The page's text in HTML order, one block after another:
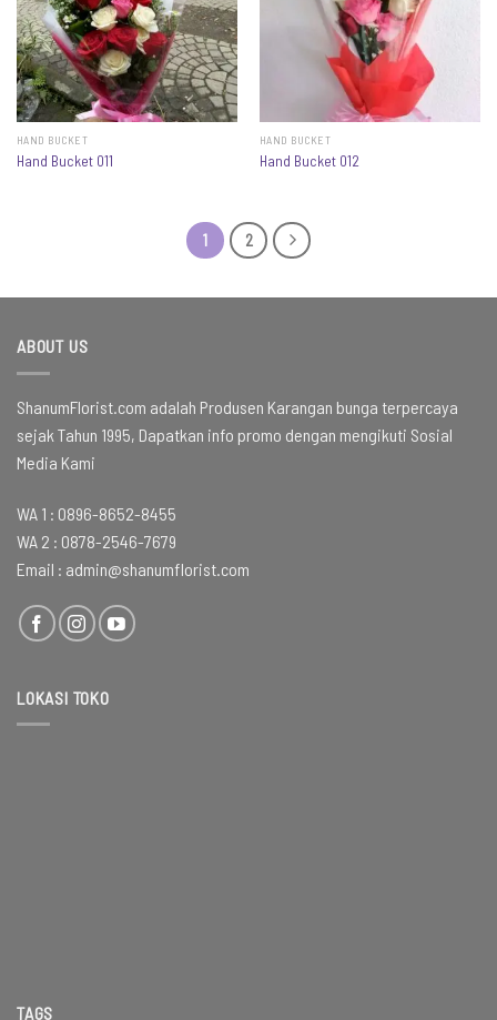
HAND BUCKET
Hand Bucket 011
HAND BUCKET
Hand Bucket 012
1 2
ABOUT US
ShanumFlorist.com adalah Produsen Karangan bunga terpercaya
sejak Tahun 1995, Dapatkan info promo dengan mengikuti Sosial
Media Kami
WA 1 : 0896-8652-8455
WA 2 : 0878-2546-7679
Email : admin@shanumflorist.com
LOKASI TOKO
TAGS